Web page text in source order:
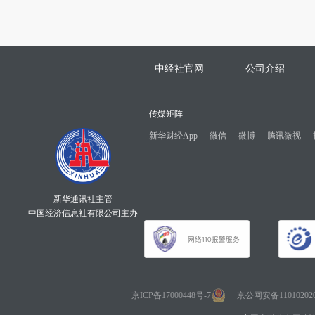
中经社官网 公司介绍
新华通讯社主管
中国经济信息社有限公司主办
传媒矩阵
新华财经App 微信 微博 腾讯微视
京ICP备17000448号-7 京公网安备